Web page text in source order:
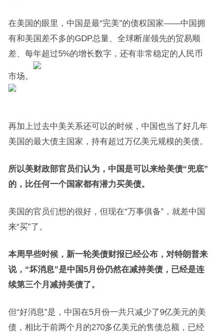
在美国的眼里，中国是最“完美”的债权国家——中国拥
有和美国差不多的GDP总量、全球断崖领先的贸易顺
差、每年超过5%的增长数字，还有非常稳定的人民币
市场。
再加上过去中美关系还可以的时候，中国也当了好几年
美国的最大债主国家，持有超过万亿美元规模的美债。
所以美财政部官员们认为，中国是可以来给美债“兜底”
的，比任何一个国家都有潜力买美债。
美国的官员们想的很好，但现在“万事俱备”，就差中国
来“买”了。
本周早些时候，新一轮美债财报已经公布，对特朗普来
说，“坏消息”是中国5月份仍然在减持美债，已经是连
续第三个月减持美债了。
但“好消息”是，中国在5月份一共只减少了9亿美元的美
债，相比于前两个月的270多亿美元的售债总额，已经